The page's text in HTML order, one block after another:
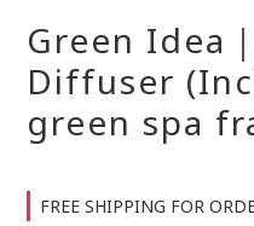
Green Idea
Diffuser
green spa
FREE SHIPPING FOR